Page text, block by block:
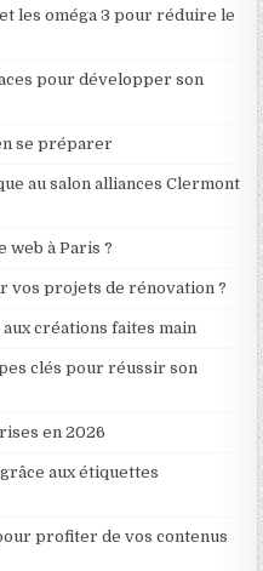
les oméga 3 pour réduire le
pour développer son
se préparer
au salon alliances Clermont
web à Paris ?
vos projets de rénovation ?
créations faites main
clés pour réussir son
en 2026
aux étiquettes
profiter de vos contenus